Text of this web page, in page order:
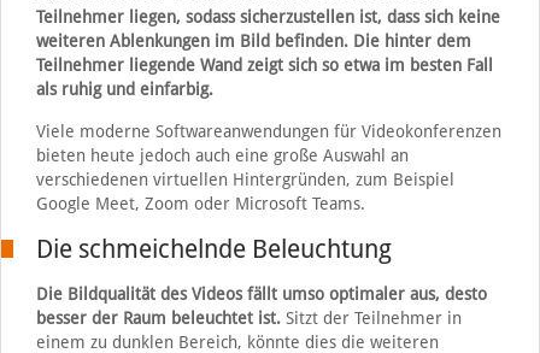
Teilnehmer liegen, sodass sicherzustellen ist, dass sich keine
weiteren Ablenkungen im Bild befinden. Die hinter dem
Teilnehmer liegende Wand zeigt sich so etwa im besten Fall
als ruhig und einfarbig.
Viele moderne Softwareanwendungen für Videokonferenzen
bieten heute jedoch auch eine große Auswahl an
verschiedenen virtuellen Hintergründen, zum Beispiel
Google Meet, Zoom oder Microsoft Teams.
Die schmeichelnde Beleuchtung
Die Bildqualität des Videos fällt umso optimaler aus, desto
besser der Raum beleuchtet ist.Sitzt der Teilnehmer in
einem zu dunklen Bereich, könnte dies die weiteren